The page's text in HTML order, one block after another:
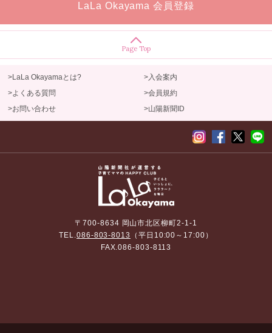
LaLa Okayama 会員登録
Page Top
>LaLa Okayamaとは?
>入会案内
>よくある質問
>会員規約
>お問い合わせ
>山陽新聞ID
〒700-8634 岡山市北区柳町2-1-1
TEL.086-803-8013
（平日10:00～17:00）
FAX.086-803-8113